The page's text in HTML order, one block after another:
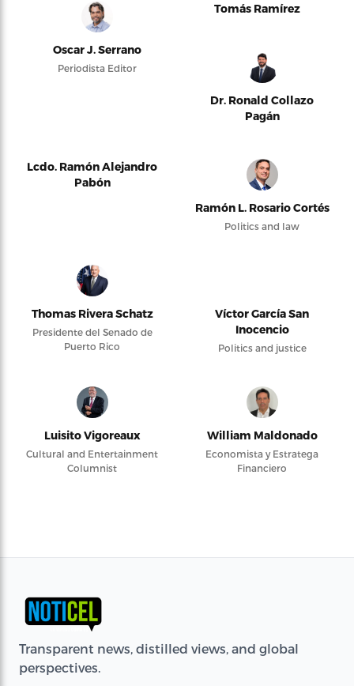
Oscar J. Serrano
Periodista Editor
Tomás Ramírez
Dr. Ronald Collazo
Pagán
Lcdo. Ramón Alejandro
Pabón
Ramón L. Rosario Cortés
Politics and law
Thomas Rivera Schatz
Presidente del Senado de
Puerto Rico
Víctor García San
Inocencio
Politics and justice
Luisito Vigoreaux
Cultural and Entertainment
Columnist
William Maldonado
Economista y Estratega
Financiero
Transparent news, distilled views, and global
perspectives.